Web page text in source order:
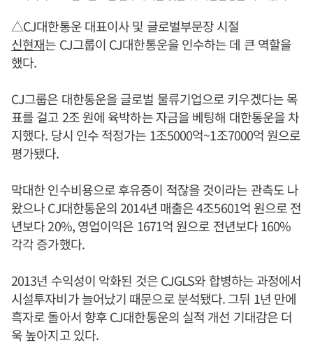
△CJ대한통운 대표이사 및 글로벌부문장 시절
신현재는 CJ그룹이 CJ대한통운을 인수하는 데 큰 역할을
했다.
CJ그룹은 대한통운을 글로벌 물류기업으로 키우겠다는 목
표를 걸고 2조 원에 육박하는 자금을 베팅해 대한통운을 차
지했다. 당시 인수 적정가는 1조5000억~1조7000억 원으로
평가됐다.
막대한 인수비용으로 후유증이 적잖을 것이라는 관측도 나
왔으나 CJ대한통운의 2014년 매출은 4조5601억 원으로 전
년보다 20%, 영업이익은 1671억 원으로 전년보다 160%
각각 증가했다.
2013년 수익성이 악화된 것은 CJGLS와 합병하는 과정에서
시설투자비가 늘어났기 때문으로 분석됐다. 그뒤 1년 만에
흑자로 돌아서 향후 CJ대한통운의 실적 개선 기대감은 더
욱 높아지고 있다.